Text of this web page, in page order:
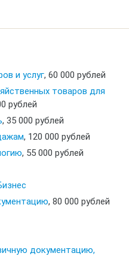
и услуг, 60 000 рублей
товаров для
рублей
, 35 000 рублей
, 120 000 рублей
, 55 000 рублей
, 80 000 рублей
документацию,